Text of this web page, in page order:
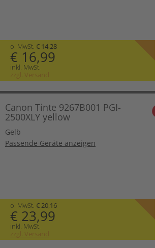
o. MwSt. € 14,28
€ 16,99
inkl. MwSt.
zzgl. Versand
Canon Tinte 9267B001 PGI-
2500XLY yellow
Gelb
Passende Geräte anzeigen
o. MwSt. € 20,16
€ 23,99
inkl. MwSt.
zzgl. Versand